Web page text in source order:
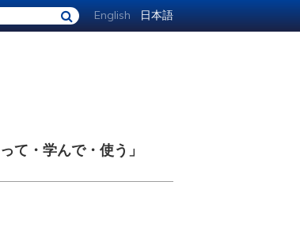
English 日本語
て・学んで・使う」